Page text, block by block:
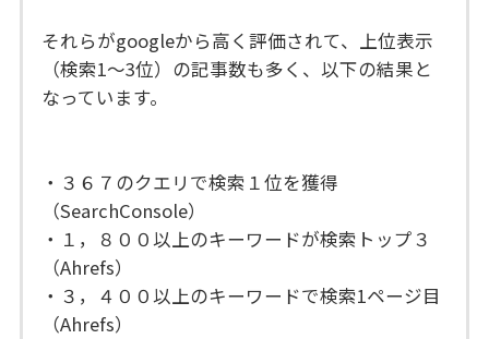
それらがgoogleから高く評価されて、上位表示
（検索1～3位）の記事数も多く、以下の結果と
なっています。
・３６７のクエリで検索１位を獲得
（SearchConsole）
・１，８００以上のキーワードが検索トップ３
（Ahrefs）
・３，４００以上のキーワードで検索1ページ目
（Ahrefs）